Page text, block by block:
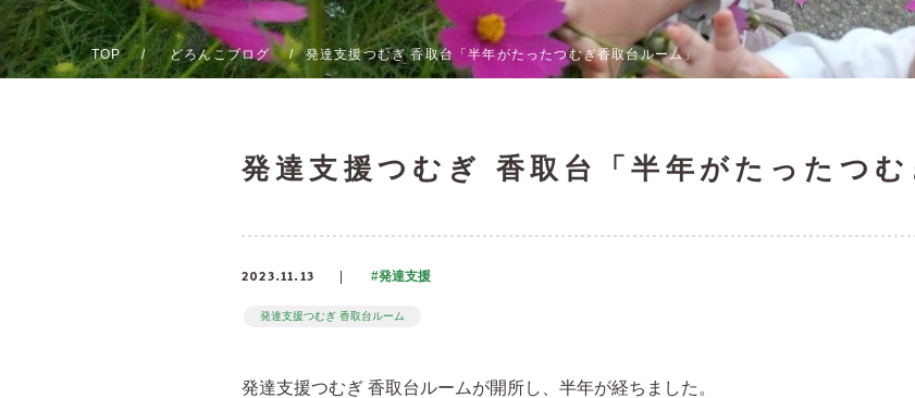
TOP どろんこブログ 発達支援つむぎ 香取台「半年がたったつむぎ香取台ルーム」
発達支援つむぎ 香取台「半年がたったつむ
2023.11.13 #発達支援
発達支援つむぎ 香取台ルーム
発達支援つむぎ 香取台ルームが開所し、半年が経ちました。